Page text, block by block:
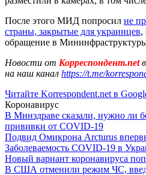
После этого МИД попросил не
страны, закрытые для украинцев,
обращение в
Новости от Корреспондент.net
на наш канал https://t.me/
Читайте Korrespondent.net в
Коронавирус
В Минздраве сказали, нужно ли
прививки от COVID-19
Подвид Омикрона Arcturus
Заболеваемость COVID-19 в
Новый вариант коронавируса
В США отменили режим ЧС,